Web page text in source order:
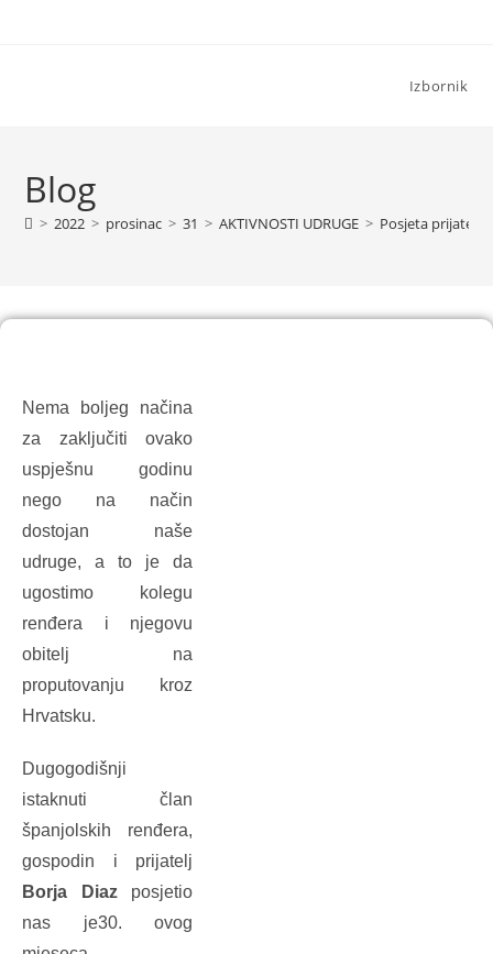
Izbornik
Blog
> 2022 > prosinac > 31 > AKTIVNOSTI UDRUGE > Posjeta prijatelja
Nema boljeg načina
za zaključiti ovako
uspješnu godinu
nego na način
dostojan naše
udruge, a to je da
ugostimo kolegu
renđera i njegovu
obitelj na
proputovanju kroz
Hrvatsku.
Dugogodišnji
istaknuti član
španjolskih renđera,
gospodin i prijatelj
Borja Diazposjetio
nas je30. ovog